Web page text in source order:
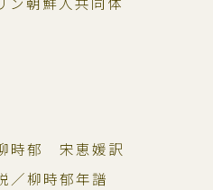
郁 宋恵媛訳
／柳時郁年譜